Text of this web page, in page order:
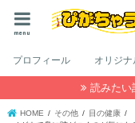
menu
プロフィール オリジナ
読みたい
HOME その他
目の健康